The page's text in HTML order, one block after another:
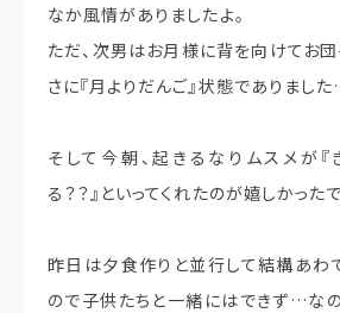
なか風情がありましたよ。
ただ、次男はお月様に背を向けてお団
さに『月よりだんご』状態でありました
そして今朝、起きるなりムスメが『
る？？』といってくれたのが嬉しかったで
昨日は夕食作りと並行して結構あわ
ので子供たちと一緒にはできず…な